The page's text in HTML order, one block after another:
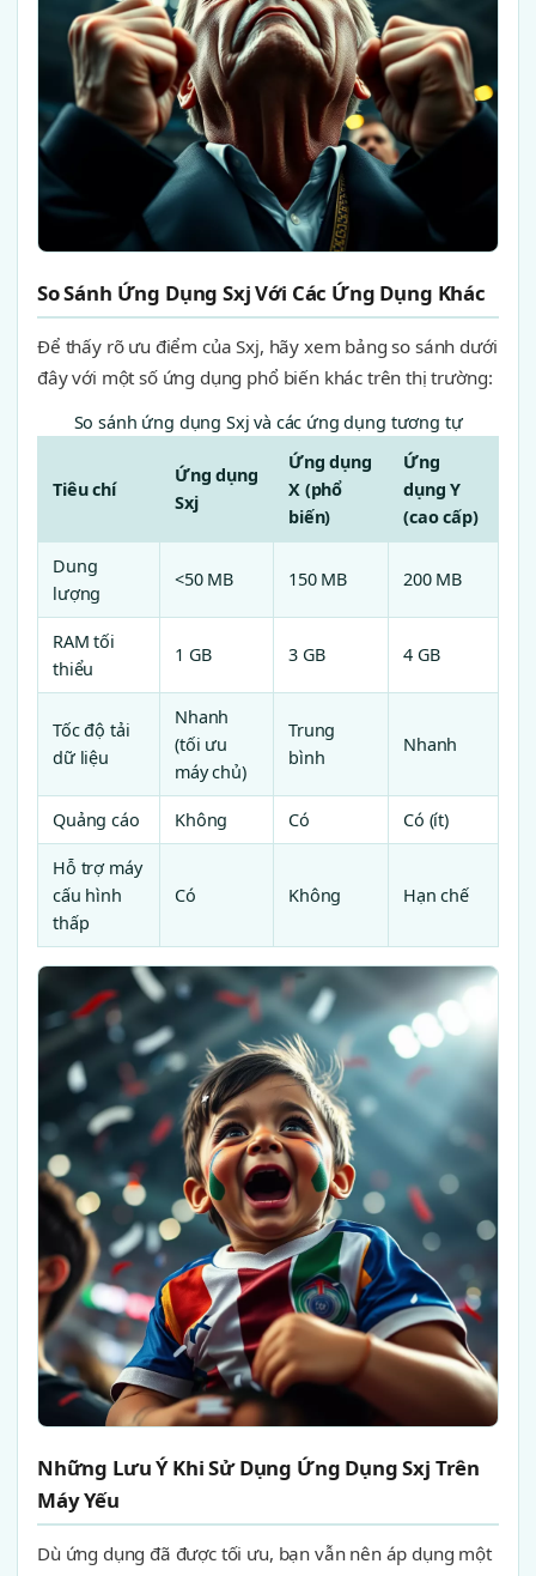
So Sánh Ứng Dụng Sxj Với Các Ứng Dụng Khác
Để thấy rõ ưu điểm của Sxj, hãy xem bảng so sánh dưới
đây với một số ứng dụng phổ biến khác trên thị trường:
So sánh ứng dụng Sxj và các ứng dụng tương tự
Tiêu chí
Ứng dụng
Sxj
Ứng dụng
X (phổ
biến)
Ứng
dụng Y
(cao cấp)
Dung
lượng
<50 MB 150 MB 200 MB
RAM tối
thiểu
1 GB 3 GB 4 GB
Tốc độ tải
dữ liệu
Nhanh
(tối ưu
máy chủ)
Trung
bình
Nhanh
Quảng cáo Không Có Có (ít)
Hỗ trợ máy
cấu hình
thấp
Có Không Hạn chế
Những Lưu Ý Khi Sử Dụng Ứng Dụng Sxj Trên
Máy Yếu
Dù ứng dụng đã được tối ưu, bạn vẫn nên áp dụng một